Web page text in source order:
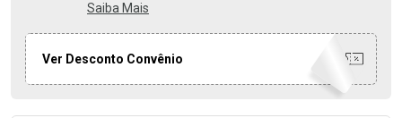
Saiba Mais
Ver Desconto Convênio